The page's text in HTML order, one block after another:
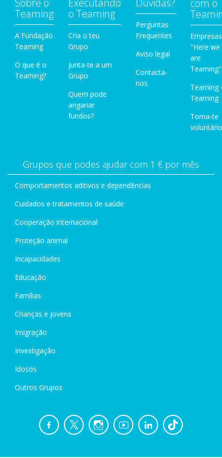
Sobre o
Teaming
A Fundação
Teaming
O que é o
Teaming?
Executando
o Teaming
Cria o teu
Grupo
Junta-te a um
Grupo
Quem pode
angariar
fundos?
Dúvidas?
Perguntas
Frequentes
Aviso legal
Contacta-
nos
com o
Empresas
"Here we
are
Teaming"
Teaming
Teaming
Torna-te
Grupos que podes ajudar com 1 € por mês
Comportamentos aditivos e dependências
Cuidados e tratamentos de saúde
Cooperação internacional
Proteção animal
Incapacidades
Educação
Famílias
Crianças e jovens
Imigração
Investigação
Idosos
Outros Grupos